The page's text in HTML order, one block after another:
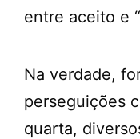
entre aceito e
Na verdade,
perseguições
quarta,